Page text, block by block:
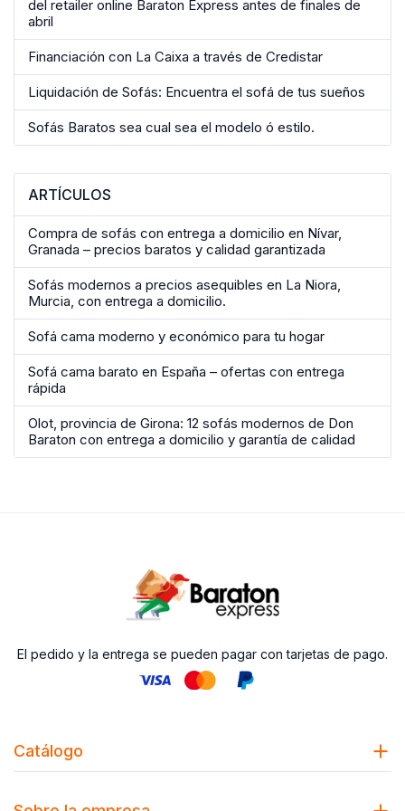
del retailer online Baraton Express antes de finales de
abril
Financiación con La Caixa a través de Credistar
Liquidación de Sofás: Encuentra el sofá de tus sueños
Sofás Baratos sea cual sea el modelo ó estilo.
ARTÍCULOS
Compra de sofás con entrega a domicilio en Nívar,
Granada – precios baratos y calidad garantizada
Sofás modernos a precios asequibles en La Niora,
Murcia, con entrega a domicilio.
Sofá cama moderno y económico para tu hogar
Sofá cama barato en España – ofertas con entrega
rápida
Olot, provincia de Girona: 12 sofás modernos de Don
Baraton con entrega a domicilio y garantía de calidad
El pedido y la entrega se pueden pagar con tarjetas de pago.
Catálogo